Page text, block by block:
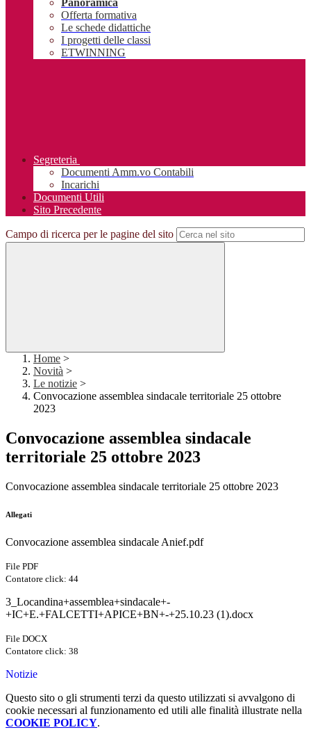
Panoramica
Offerta formativa
Le schede didattiche
I progetti delle classi
ETWINNING
Segreteria
Documenti Amm.vo Contabili
Incarichi
Documenti Utili
Sito Precedente
Campo di ricerca per le pagine del sito
Home >
Novità >
Le notizie >
Convocazione assemblea sindacale territoriale 25 ottobre
2023
Convocazione assemblea sindacale
territoriale 25 ottobre 2023
Convocazione assemblea sindacale territoriale 25 ottobre 2023
Allegati
Convocazione assemblea sindacale Anief.pdf
File PDF
Contatore click: 44
3_Locandina+assemblea+sindacale+-
+IC+E.+FALCETTI+APICE+BN+-+25.10.23 (1).docx
File DOCX
Contatore click: 38
Notizie
Questo sito o gli strumenti terzi da questo utilizzati si avvalgono di
cookie necessari al funzionamento ed utili alle finalità illustrate nella
COOKIE POLICY.